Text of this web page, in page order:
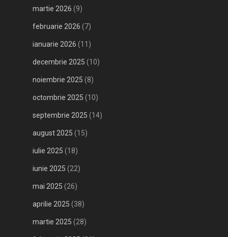
martie 2026 (9)
februarie 2026 (7)
ianuarie 2026 (11)
decembrie 2025 (10)
noiembrie 2025 (8)
octombrie 2025 (10)
septembrie 2025 (14)
august 2025 (15)
iulie 2025 (18)
iunie 2025 (22)
mai 2025 (26)
aprilie 2025 (38)
martie 2025 (28)